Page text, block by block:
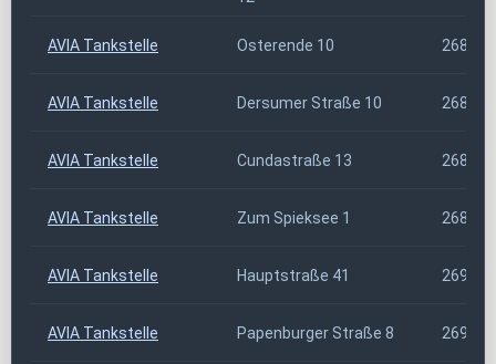
AVIA Tankstelle Osterende 10 26849
AVIA Tankstelle Dersumer Straße 10 26892
AVIA Tankstelle Cundastraße 13 26897
AVIA Tankstelle Zum Spieksee 1 26899
AVIA Tankstelle Hauptstraße 41 26901
AVIA Tankstelle Papenburger Straße 8 26903